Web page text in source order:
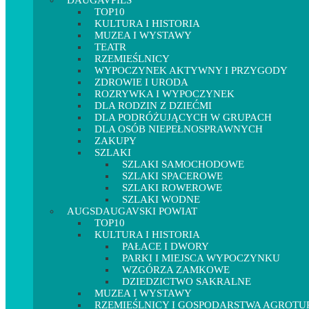
TOP10
KULTURA I HISTORIA
MUZEA I WYSTAWY
TEATR
RZEMIEŚLNICY
WYPOCZYNEK AKTYWNY I PRZYGODY
ZDROWIE I URODA
ROZRYWKA I WYPOCZYNEK
DLA RODZIN Z DZIEĆMI
DLA PODRÓŻUJĄCYCH W GRUPACH
DLA OSÓB NIEPEŁNOSPRAWNYCH
ZAKUPY
SZLAKI
SZLAKI SAMOCHODOWE
SZLAKI SPACEROWE
SZLAKI ROWEROWE
SZLAKI WODNE
AUGSDAUGAVSKI POWIAT
TOP10
KULTURA I HISTORIA
PAŁACE I DWORY
PARKI I MIEJSCA WYPOCZYNKU
WZGÓRZA ZAMKOWE
DZIEDZICTWO SAKRALNE
MUZEA I WYSTAWY
RZEMIEŚLNICY I GOSPODARSTWA